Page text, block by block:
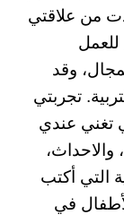
من علاقتي
للعمل
وقد
تجربتي
تغني عندي
التي أكتب
في